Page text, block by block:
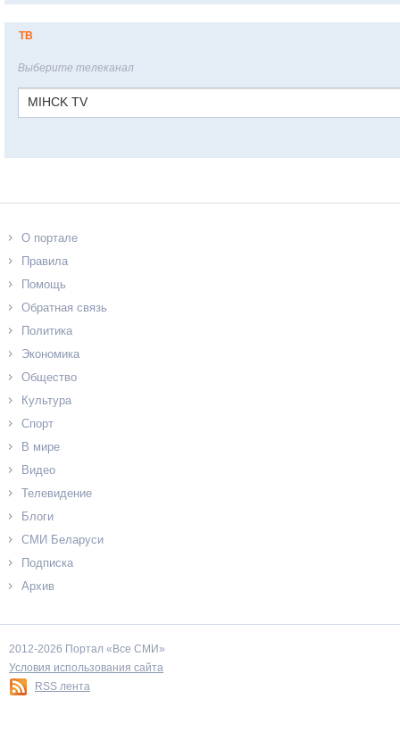
ТВ
Выберите телеканал
MIHCK TV
О портале
Правила
Помощь
Обратная связь
Политика
Экономика
Общество
Культура
Спорт
В мире
Видео
Телевидение
Блоги
СМИ Беларуси
Подписка
Архив
2012-2026 Портал «Все СМИ»
Условия использования сайта
RSS лента